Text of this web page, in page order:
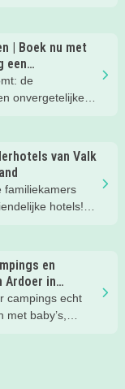
lunch op
in zee. Heerlijk!
| Boek nu met
een
de
onvergetelijke
van Valk
familiekamers
hotels!
Exclusief en
weg met je
en
Ardoer in
campings echt
baby’s,